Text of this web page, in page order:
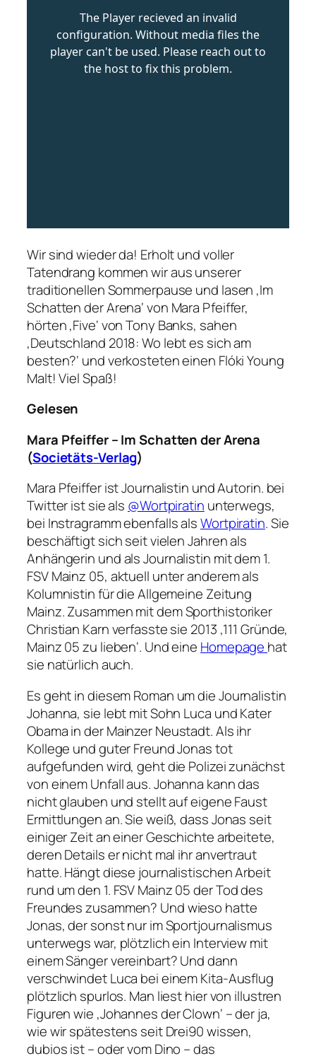
Wir sind wieder da! Erholt und voller
Tatendrang kommen wir aus unserer
traditionellen Sommerpause und lasen ‚Im
Schatten der Arena‘ von Mara Pfeiffer,
hörten ‚Five‘ von Tony Banks, sahen
‚Deutschland 2018: Wo lebt es sich am
besten?‘ und verkosteten einen Flóki Young
Malt! Viel Spaß!
Gelesen
Mara Pfeiffer – Im Schatten der Arena
(Societäts-Verlag)
Mara Pfeiffer ist Journalistin und Autorin. bei
Twitter ist sie als @Wortpiratin unterwegs,
bei Instragramm ebenfalls alsWortpiratin. Sie
beschäftigt sich seit vielen Jahren als
Anhängerin und als Journalistin mit dem 1.
FSV Mainz 05, aktuell unter anderem als
Kolumnistin für die Allgemeine Zeitung
Mainz. Zusammen mit dem Sporthistoriker
Christian Karn verfasste sie 2013 ‚111 Gründe,
Mainz 05 zu lieben‘. Und eine Homepage hat
sie natürlich auch.
Es geht in diesem Roman um die Journalistin
Johanna, sie lebt mit Sohn Luca und Kater
Obama in der Mainzer Neustadt. Als ihr
Kollege und guter Freund Jonas tot
aufgefunden wird, geht die Polizei zunächst
von einem Unfall aus. Johanna kann das
nicht glauben und stellt auf eigene Faust
Ermittlungen an. Sie weiß, dass Jonas seit
einiger Zeit an einer Geschichte arbeitete,
deren Details er nicht mal ihr anvertraut
hatte. Hängt diese journalistischen Arbeit
rund um den 1. FSV Mainz 05 der Tod des
Freundes zusammen? Und wieso hatte
Jonas, der sonst nur im Sportjournalismus
unterwegs war, plötzlich ein Interview mit
einem Sänger vereinbart? Und dann
verschwindet Luca bei einem Kita-Ausflug
plötzlich spurlos. Man liest hier von illustren
Figuren wie ‚Johannes der Clown‘ – der ja,
wie wir spätestens seit Drei90 wissen,
dubios ist – oder vom Dino – das